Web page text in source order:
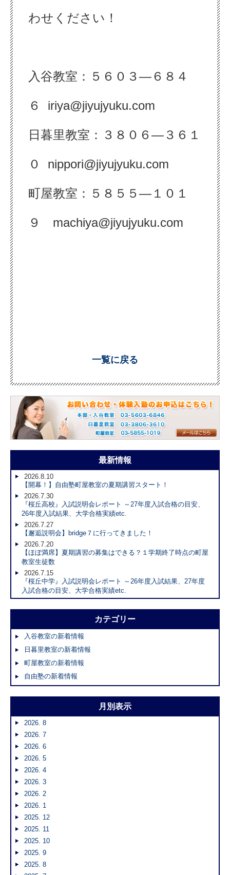
わせください！
入谷教室：５６０３―６８４
６ iriya@jiyujyuku.com
日暮里教室：３８０６―３６１
０ nippori@jiyujyuku.com
町屋教室：５８５５―１０１
９ machiya@jiyujyuku.com
一覧に戻る
最新情報
2026.8.10
【開幕！】自由塾町屋教室の夏期講習スタート！
2026.7.30
『桜丘高校』入試説明会レポート ～27年度入試合格の目安、
26年度入試結果、大学合格実績etc.
2026.7.27
【邂逅説明会】bridge７に行ってきました！
2026.7.20
【ほぼ満席】夏期講習の募集はできる？１学期終了時点の町屋
教室生徒数
2026.7.15
『桜丘中学』入試説明会レポート ～26年度入試結果、27年度
入試合格の目安、大学合格実績etc.
カテゴリー
入谷教室の新着情報
日暮里教室の新着情報
町屋教室の新着情報
自由塾の新着情報
月別表示
2026. 8
2026. 7
2026. 6
2026. 5
2026. 4
2026. 3
2026. 2
2026. 1
2025. 12
2025. 11
2025. 10
2025. 9
2025. 8